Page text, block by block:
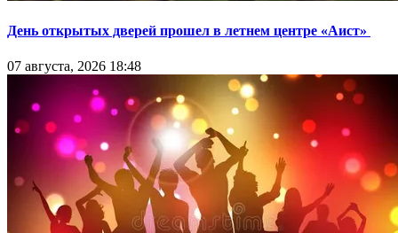
День открытых дверей прошел в летнем центре «Аист»
07 августа, 2026 18:48